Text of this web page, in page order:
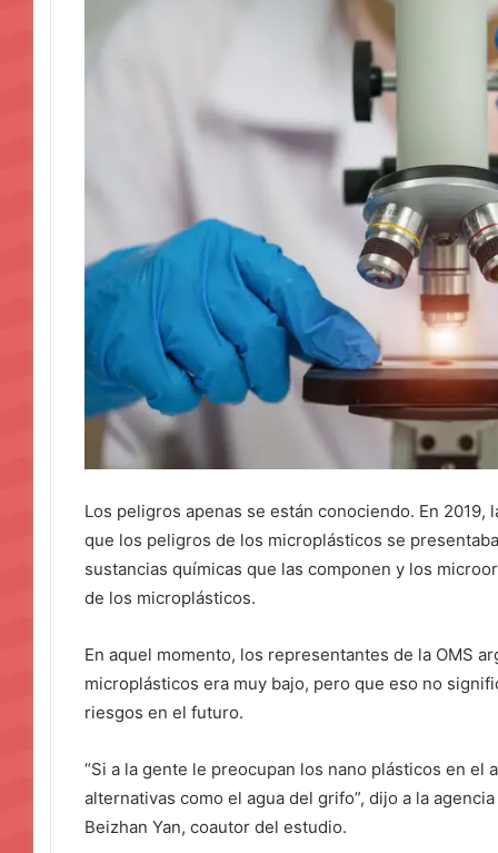
Los peligros apenas se están conociendo. En
que los peligros de los microplásticos se
sustancias químicas que las componen y los
de los microplásticos.
En aquel momento, los representantes de la OMS
microplásticos era muy bajo, pero que eso no
riesgos en el futuro.
“Si a la gente le preocupan los nano plásticos en el
alternativas como el agua del grifo”, dijo a la
Beizhan Yan, coautor del estudio.